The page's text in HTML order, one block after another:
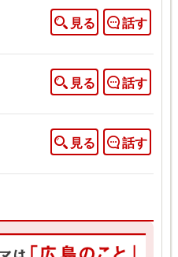
見る 話す
見る 話す
見る 話す